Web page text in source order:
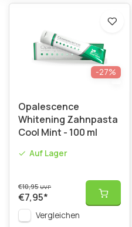
-27%
Opalescence
Whitening Zahnpasta
Cool Mint - 100 ml
Auf Lager
€10,95UVP
€7,95*
Vergleichen